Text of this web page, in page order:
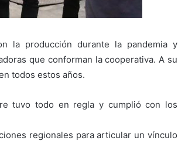
la producción durante la pandemia y
que conforman la cooperativa. A su
todos estos años.
tuvo todo en regla y cumplió con los
regionales para articular un vínculo